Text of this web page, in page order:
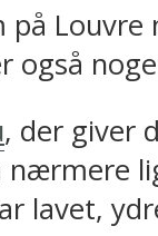
Louvre
også
, der giver
nærmere
lavet,